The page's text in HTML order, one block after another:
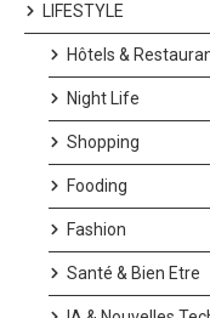
LIFESTYLE
Hôtels &
Night Life
Shopping
Fooding
Fashion
Santé & Bien Etre